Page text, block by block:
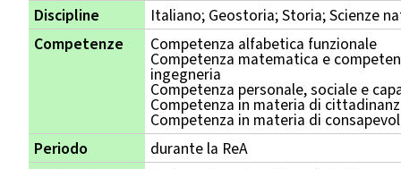
Discipline
Italiano; Geostoria; Storia; Scienze
Competenze
Competenza alfabetica funzionale
Competenza matematica e
ingegneria
Competenza personale, sociale e
Competenza in materia di
Competenza in materia di
Periodo
durante la ReA